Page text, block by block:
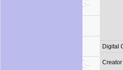
Digital
Creator